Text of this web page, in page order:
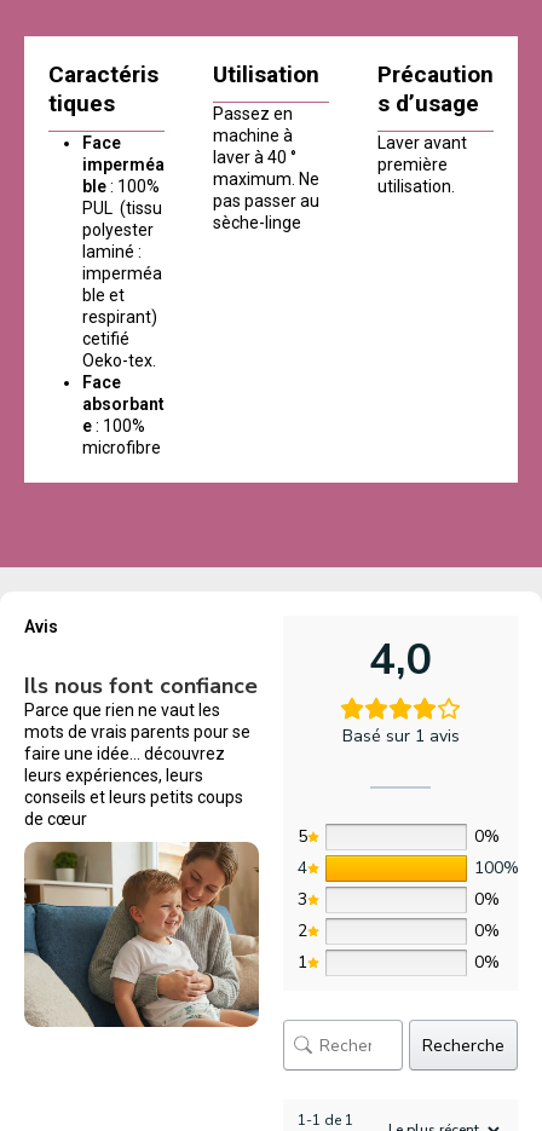
Caractéris
tiques
Face
imperméa
ble: 100%
PUL (tissu
polyester
laminé :
imperméa
ble et
respirant)
cetifié
Oeko-tex.
Face
absorbant
e: 100%
microfibre
Utilisation
Passez en
machine à
laver à 40 °
maximum. Ne
pas passer au
sèche-linge
Précaution
s d’usage
Laver avant
première
utilisation.
Avis
Ils nous font confiance
Parce que rien ne vaut les
mots de vrais parents pour se
faire une idée… découvrez
leurs expériences, leurs
conseils et leurs petits coups
de cœur
4,0
Basé sur 1 avis
5
0%
4
100%
3
0%
2
0%
1
0%
Recherche
1-1 de 1